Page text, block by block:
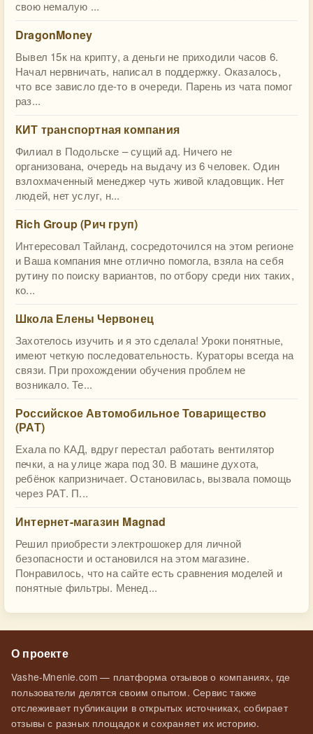
свою немалую ...
DragonMoney
Вывел 15к на крипту, а деньги не приходили часов 6.
Начал нервничать, написал в поддержку. Оказалось,
что все зависло где-то в очереди. Парень из чата помог
раз...
КИТ транспортная компания
Филиал в Подольске – сущий ад. Ничего не
организована, очередь на выдачу из 6 человек. Один
взлохмаченный менеджер чуть живой кладовщик. Нет
людей, нет услуг, н...
Rich Group (Рич груп)
Интересовал Тайланд, сосредоточился на этом регионе
и Ваша компания мне отлично помогла, взяла на себя
рутину по поиску вариантов, по отбору среди них таких,
ко...
Школа Елены Червонец
Захотелось изучить и я это сделала! Уроки понятные,
имеют четкую последовательность. Кураторы всегда на
связи. При прохождении обучения проблем не
возникало. Те...
Российское Автомобильное Товарищество
(РАТ)
Ехала по КАД, вдруг перестал работать вентилятор
печки, а на улице жара под 30. В машине духота,
ребёнок капризничает. Остановилась, вызвала помощь
через РАТ. П...
Интернет-магазин Magnad
Решил приобрести электрошокер для личной
безопасности и остановился на этом магазине.
Понравилось, что на сайте есть сравнения моделей и
понятные фильтры. Менед...
О проекте
Vashe-Mnenie.com — платформа отзывов о компаниях, где
пользователи делятся своим опытом. Сервис также
отслеживает публикации в открытых источниках, собирает
отзывы с разных площадок и сохраняет их историю.